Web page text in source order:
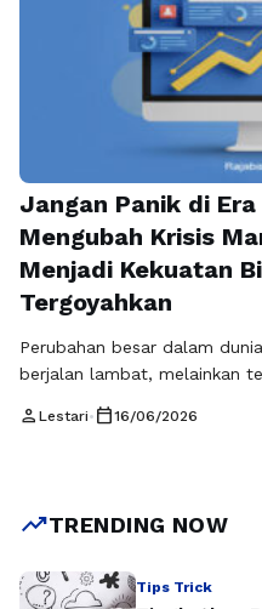
Jangan Panik di
Mengubah Krisis
Menjadi Kekuatan
Tergoyahkan
Perubahan besar dalam
berjalan lambat, melainkan
serta perubahan perilaku
keadaan ketika strategi
person Lestari• calendar_today16/06/2026
trending_upTRENDING NOW
Tips Trick